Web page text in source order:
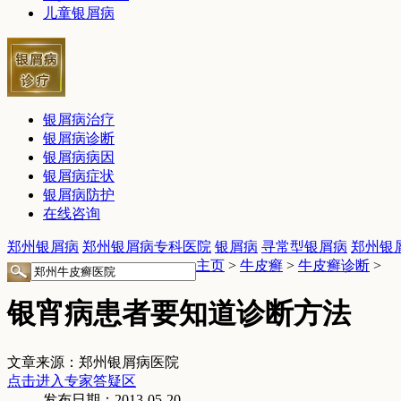
儿童银屑病
银屑病治疗
银屑病诊断
银屑病病因
银屑病症状
银屑病防护
在线咨询
郑州银屑病 郑州银屑病专科医院 银屑病 寻常型银屑病 郑州银
主页 > 牛皮癣 > 牛皮癣诊断 >
银宵病患者要知道诊断方法
文章来源：郑州银屑病医院
点击进入专家答疑区